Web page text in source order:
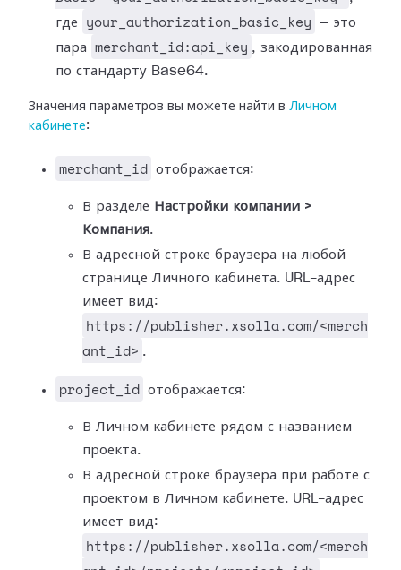
где
your_authorization_basic_key
— это
пара
merchant_id:api_key , закодированная
по стандарту Base64.
Значения параметров вы можете найти в Личном
кабинете:
merchant_id отображается:
В разделе Настройки компании >
Компания.
В адресной строке браузера на любой
странице Личного кабинета. URL-адрес
имеет вид:
https://publisher.xsolla.com/<merch
ant_id> .
project_id отображается:
В Личном кабинете рядом с названием
проекта.
В адресной строке браузера при работе с
проектом в Личном кабинете. URL-адрес
имеет вид:
https://publisher.xsolla.com/<merch